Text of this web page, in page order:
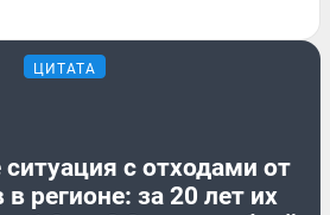
ЦИТАТА
с отходами от
регионе: за 20 лет их